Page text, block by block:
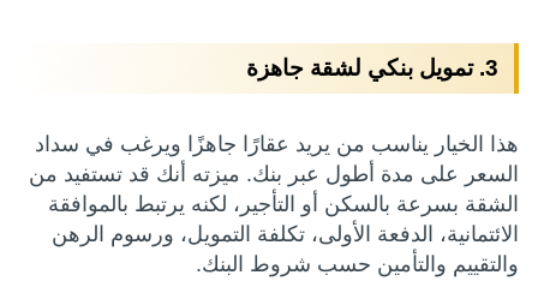
3. تمويل بنكي لشقة جاهزة
هذا الخيار يناسب من يريد عقارًا جاهزًا ويرغب في سداد
السعر على مدة أطول عبر بنك. ميزته أنك قد تستفيد من
الشقة بسرعة بالسكن أو التأجير، لكنه يرتبط بالموافقة
الائتمانية، الدفعة الأولى، تكلفة التمويل، ورسوم الرهن
والتقييم والتأمين حسب شروط البنك.